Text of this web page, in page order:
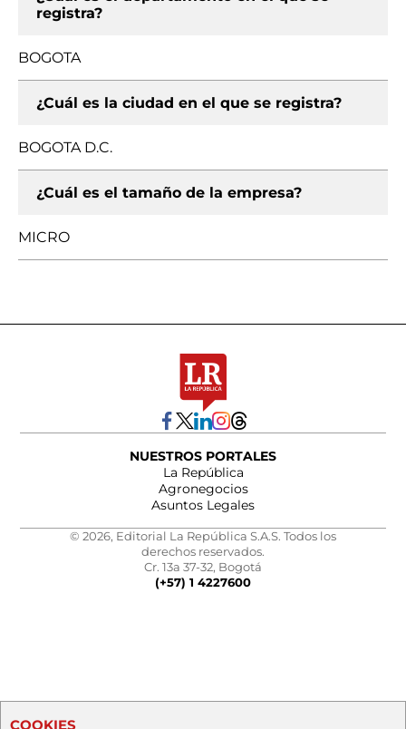
registra?
BOGOTA
¿Cuál es la ciudad en el que se registra?
BOGOTA D.C.
¿Cuál es el tamaño de la empresa?
MICRO
NUESTROS PORTALES
La República
Agronegocios
Asuntos Legales
© 2026, Editorial La República S.A.S. Todos los
derechos reservados.
Cr. 13a 37-32, Bogotá
(+57) 1 4227600
COOKIES